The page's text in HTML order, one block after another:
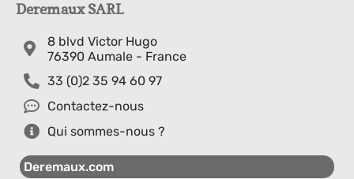
Deremaux SARL
8 blvd Victor Hugo
76390 Aumale - France
33 (0)2 35 94 60 97
Contactez-nous
Qui sommes-nous ?
Deremaux.com